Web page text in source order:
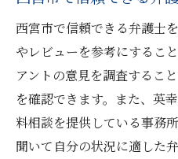
西宮市で信頼できる弁護士
やレビューを参考にするこ
アントの意見を調査するこ
を確認できます。また、英
料相談を提供している事務
聞いて自分の状況に適した